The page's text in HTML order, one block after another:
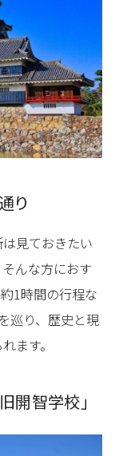
り
見ておきたい
んな方におす
1時間の行程な
巡り、歴史と現
ます。
開智学校」